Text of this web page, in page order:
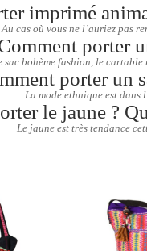
imprimé
Au cas où vous ne l’auriez pas
porter
sac bohème fashion, le cartable
porter un
La mode ethnique est dans
le jaune ?
Le jaune est très tendance